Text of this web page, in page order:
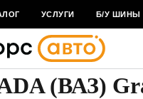
УСЛУГИ Б/У ШИНЫ
К СПИСКУ
(ВАЗ)